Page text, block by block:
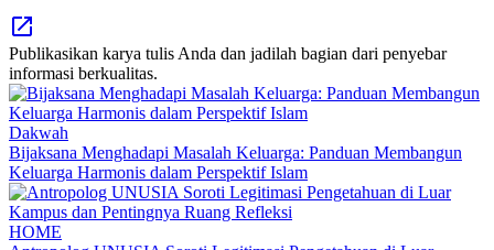
Publikasikan karya tulis Anda dan jadilah bagian dari penyebar
informasi berkualitas.
Dakwah
Bijaksana Menghadapi Masalah Keluarga: Panduan Membangun
Keluarga Harmonis dalam Perspektif Islam
HOME